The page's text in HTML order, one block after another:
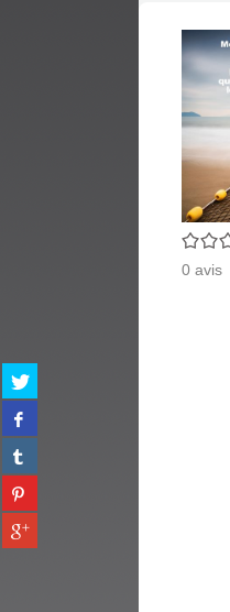
Partager
sur
twitter
(Nouvelle
fenêtre)
Partager
sur
facebook
(Nouvelle
fenêtre)
Partager
sur
tumblr
(Nouvelle
fenêtre)
Partager
sur
pinterest
(Nouvelle
Partager
sur
0/5
0 avis